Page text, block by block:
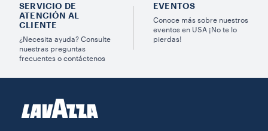
SERVICIO DE
ATENCIÓN AL
CLIENTE
¿Necesita ayuda? Consulte
nuestras preguntas
frecuentes o contáctenos
EVENTOS
Conoce más sobre nuestros
eventos en USA ¡No te lo
pierdas!